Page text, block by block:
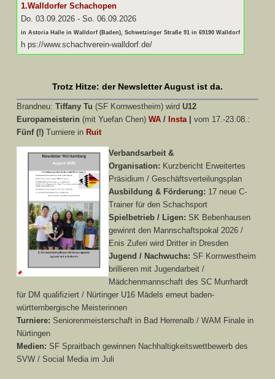
1.Walldorfer Schachopen
Do. 03.09.2026 - So. 06.09.2026
in Astoria Halle in Walldorf (Baden), Schwetzinger Straße 91 in 69190 Walldorf
h ps://www.schachverein-walldorf.de/
Trotz Hitze: der Newsletter August ist da.
Brandneu: Tiffany Tu (SF Kornwestheim) wird U12
Europameisterin (mit Yuefan Chen) WA / Insta
vom 17.-23.08.:
Fünf (!) Turniere in Ruit
Verbandsarbeit &
Organisation: Kurzbericht Erweitertes
Präsidium / Geschäftsverteilungsplan
Ausbildung & Förderung: 17 neue C-
Trainer für den Schachsport
Spielbetrieb / Ligen: SK Bebenhausen
gewinnt den Mannschaftspokal 2026 /
Enis Zuferi wird Dritter in Dresden
Jugend / Nachwuchs: SF Kornwestheim
brillieren mit Jugendarbeit /
Mädchenmannschaft des SC Murrhardt
für DM qualifiziert / Nürtinger U16 Mädels erneut baden-
württembergische Meisterinnen
Turniere: Seniorenmeisterschaft in Bad Herrenalb / WAM Finale in
Nürtingen
Medien: SF Spraitbach gewinnen Nachhaltigkeitswettbewerb des
SVW / Social Media im Juli